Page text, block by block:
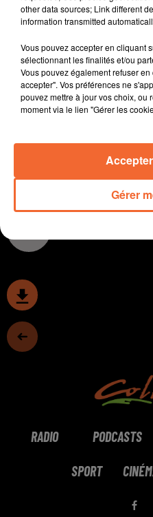
chute du nombre
inquiétante.
Willian Lafleur en
Brin de lecture " ce
son dernier ouvrage le
enseignants ( photo ).
L'association Graines de
L'expérience sera utile y
Le judo-club du Bocage
RADIO PODCASTS
SPORT
other data sources; Link different
information transmitted
Vous pouvez accepter en cliquant
sélectionnant les finalités et/ou
Vous pouvez également refuser
accepter". Vos préférences ne
pouvez mettre à jour vos choix, ou
moment via le lien "Gérer les
Gérer